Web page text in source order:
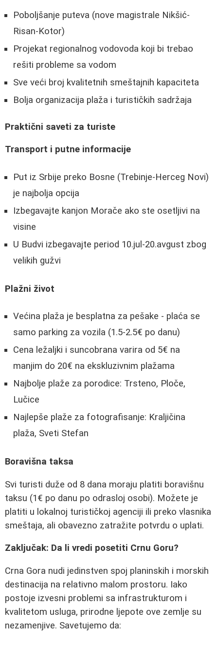
Poboljšanje puteva (nove magistrale Nikšić-
Risan-Kotor)
Projekat regionalnog vodovoda koji bi trebao
rešiti probleme sa vodom
Sve veći broj kvalitetnih smeštajnih kapaciteta
Bolja organizacija plaža i turističkih sadržaja
Praktični saveti za turiste
Transport i putne informacije
Put iz Srbije preko Bosne (Trebinje-Herceg Novi)
je najbolja opcija
Izbegavajte kanjon Morače ako ste osetljivi na
visine
U Budvi izbegavajte period 10.jul-20.avgust zbog
velikih gužvi
Plažni život
Većina plaža je besplatna za pešake - plaća se
samo parking za vozila (1.5-2.5€ po danu)
Cena ležaljki i suncobrana varira od 5€ na
manjim do 20€ na ekskluzivnim plažama
Najbolje plaže za porodice: Trsteno, Ploče,
Lučice
Najlepše plaže za fotografisanje: Kraljičina
plaža, Sveti Stefan
Boravišna taksa
Svi turisti duže od 8 dana moraju platiti boravišnu
taksu (1€ po danu po odrasloj osobi). Možete je
platiti u lokalnoj turističkoj agenciji ili preko vlasnika
smeštaja, ali obavezno zatražite potvrdu o uplati.
Zaključak: Da li vredi posetiti Crnu Goru?
Crna Gora nudi jedinstven spoj planinskih i morskih
destinacija na relativno malom prostoru. Iako
postoje izvesni problemi sa infrastrukturom i
kvalitetom usluga, prirodne ljepote ove zemlje su
nezamenjive. Savetujemo da: